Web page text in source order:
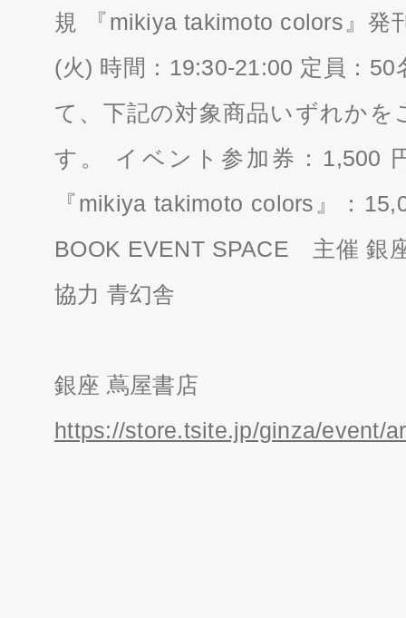
規 『mikiya takimoto colors』
(火) 時間：19:30-21:00 定員：
て、下記の対象商品いずれか
す。 イベント参加券：1,500
『mikiya takimoto colors』：
BOOK EVENT SPACE 主催
協力 青幻舎
銀座 蔦屋書店
https://store.tsite.jp/ginza/event/